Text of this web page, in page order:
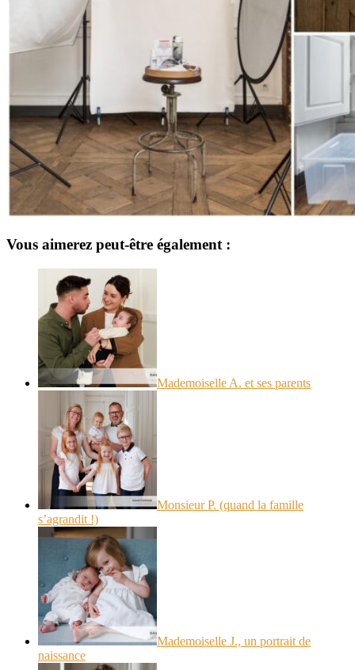
Vous aimerez peut-être également :
Mademoiselle A. et ses parents
Monsieur P. (quand la famille
s’agrandit !)
Mademoiselle J., un portrait de
naissance